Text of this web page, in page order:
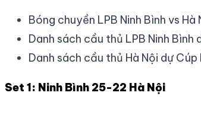
Bóng chuyền LPB Ninh Bình vs
Danh sách cầu thủ LPB Ninh
Danh sách cầu thủ Hà Nội dự
Set 1: Ninh Bình 25-22 Hà Nội